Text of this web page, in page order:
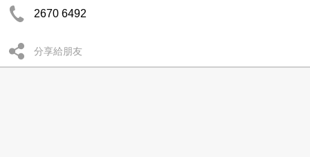
2670 6492
分享給朋友